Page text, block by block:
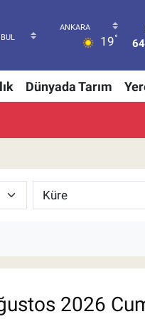
19°
Dünyada Tarım
2026